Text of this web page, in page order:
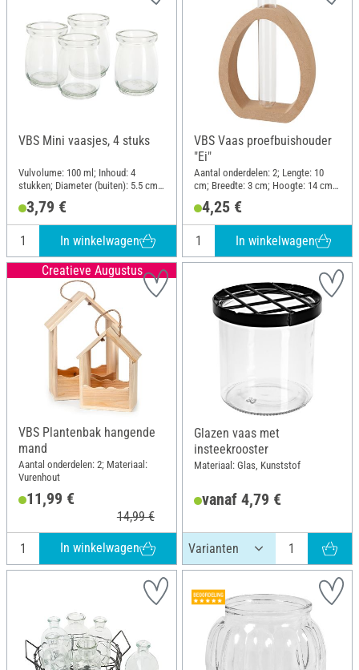
VBS Mini vaasjes, 4 stuks
Vulvolume: 100 ml; Inhoud: 4
stukken; Diameter (buiten): 5.5 cm;
3,79 €
In winkelwagen
VBS Vaas proefbuishouder
"Ei"
Aantal onderdelen: 2; Lengte: 10
cm; Breedte: 3 cm; Hoogte: 14 cm;
4,25 €
In winkelwagen
Creatieve Augustus
VBS Plantenbak hangende
mand
Aantal onderdelen: 2; Materiaal:
Vurenhout
11,99 €
14,99 €
In winkelwagen
Glazen vaas met
insteekrooster
Materiaal: Glas, Kunststof
vanaf 4,79 €